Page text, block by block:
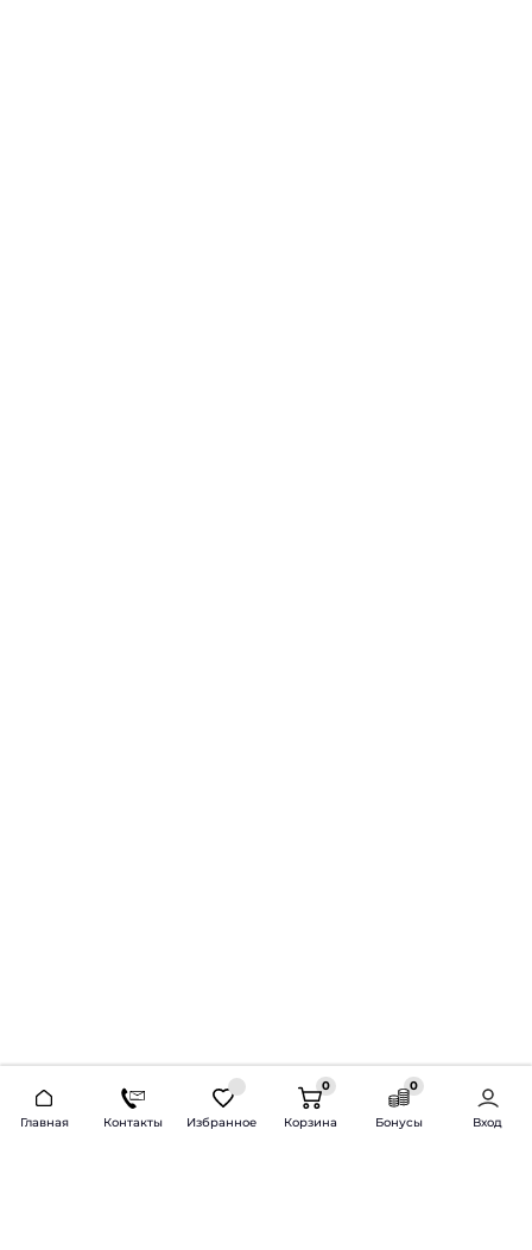
Главная Контакты Избранное
0
Корзина
0
Бонусы Вход
2026 © Продажа и установка автозвука.
Доставка по всей России и СНГ